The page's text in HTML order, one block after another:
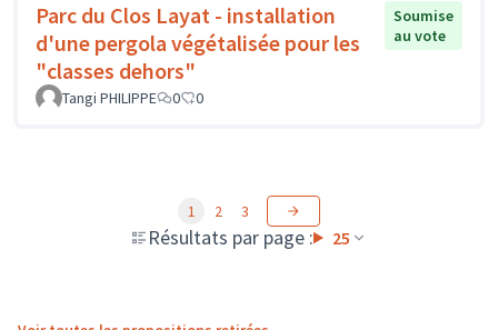
Parc du Clos Layat - installation
d'une pergola végétalisée pour les
"classes dehors"
Soumise
au vote
Tangi PHILIPPE 0 0
Résultats par page : 25
1 2 3